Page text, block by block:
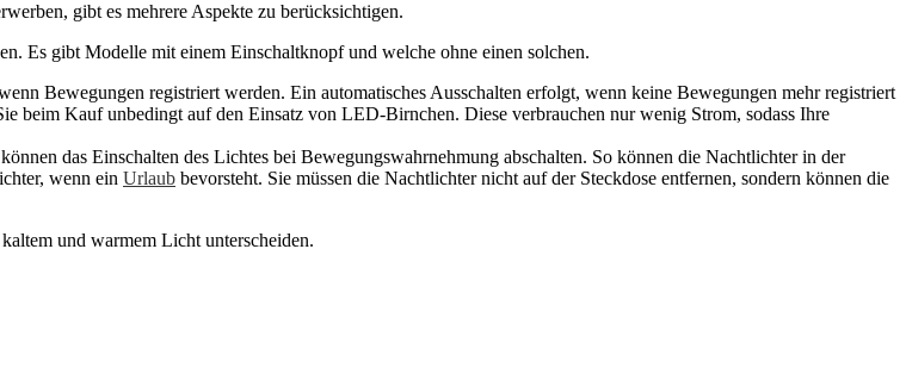
gibt es mehrere Aspekte zu berücksichtigen.
Es gibt Modelle mit einem Einschaltknopf und welche ohne einen solchen.
Bewegungen registriert werden. Ein automatisches Ausschalten erfolgt, wenn keine Bewegungen mehr registriert
beim Kauf unbedingt auf den Einsatz von LED-Birnchen. Diese verbrauchen nur wenig Strom, sodass Ihre
das Einschalten des Lichtes bei Bewegungswahrnehmung abschalten. So können die Nachtlichter in der
wenn ein Urlaub bevorsteht. Sie müssen die Nachtlichter nicht auf der Steckdose entfernen, sondern können die
und warmem Licht unterscheiden.